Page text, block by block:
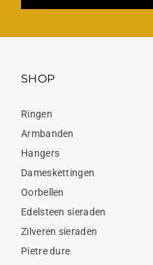
SHOP
Ringen
Armbanden
Hangers
Dameskettingen
Oorbellen
Edelsteen sieraden
Zilveren sieraden
Pietre dure